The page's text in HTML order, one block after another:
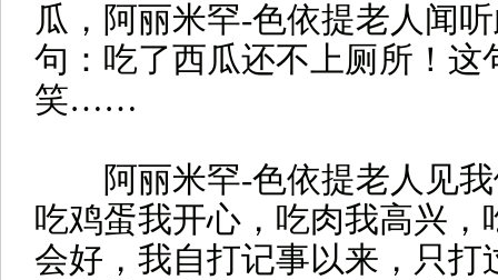
瓜，阿丽米罕-色依提老人闻
句：吃了西瓜还不上厕所！这
笑……
阿丽米罕-色依提老人见我
吃鸡蛋我开心，吃肉我高兴，
会好，我自打记事以来，只打